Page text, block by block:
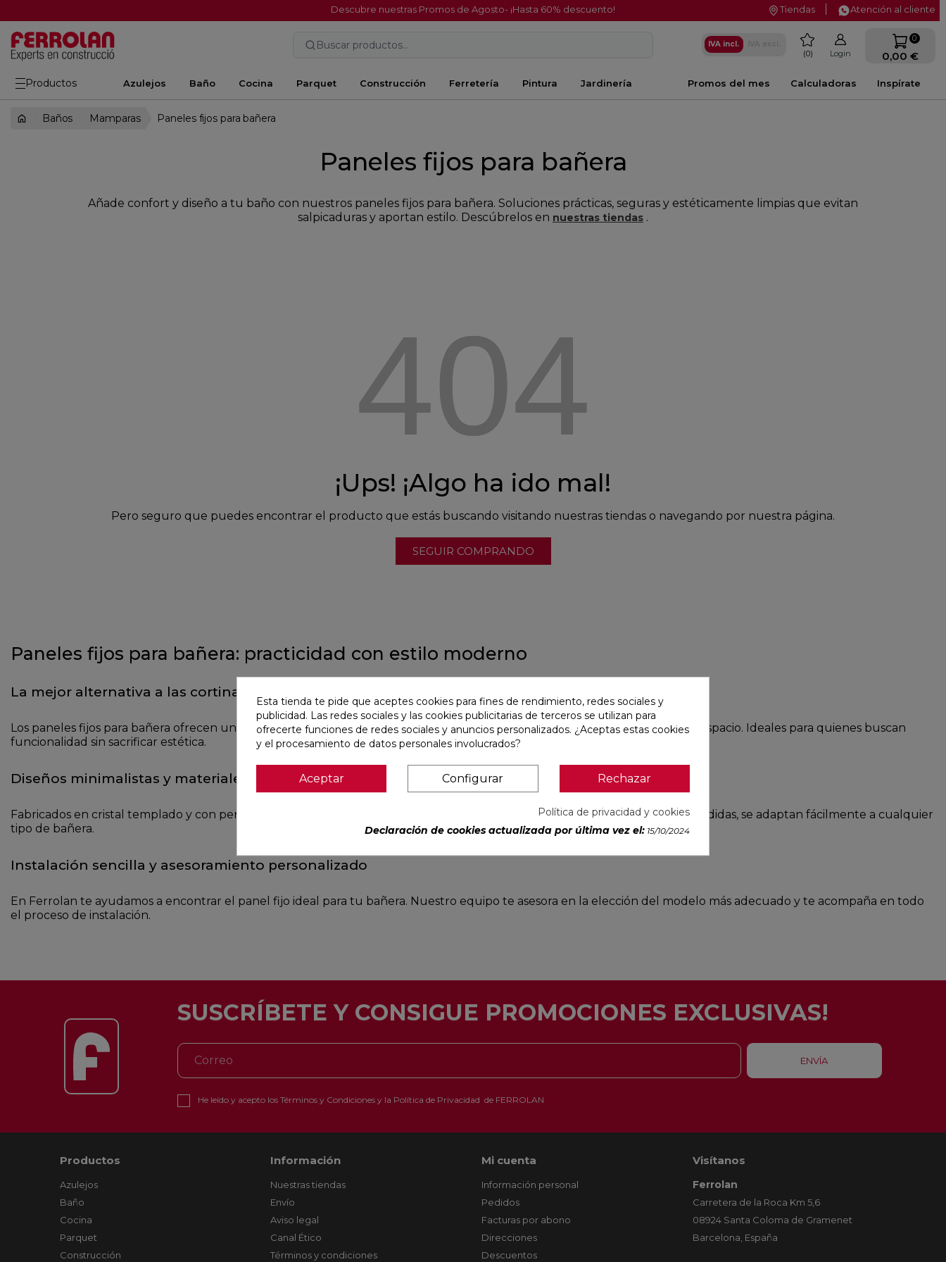
Descubre nuestras Promos de Agosto- ¡Hasta 60% descuento! Tiendas Atención al cliente
Buscar productos... IVA incl. favorite
0 Login
0
0,00 €
Productos Azulejos Baño Cocina Parquet Construcción Ferretería Pintura Jardinería Inspírate
Calculadoras
Promos del mes
Baños Mamparas Paneles fijos para bañera
Paneles fijos para bañera
Añade confort y diseño a tu baño con nuestros paneles fijos para bañera. Soluciones prácticas, seguras y estéticamente limpias que evitan
salpicaduras y aportan estilo. Descúbrelos en nuestras tiendas .
404
¡Ups! ¡Algo ha ido mal!
Pero seguro que puedes encontrar el producto que estás buscando visitando nuestras tiendas o navegando por nuestra página.
SEGUIR COMPRANDO
Paneles fijos para bañera: practicidad con estilo moderno
La mejor alternativa a las cortinas tradicionales
Los paneles fijos para bañera ofrecen una solución sencilla y elegante para evitar salpicaduras sin cerrar completamente el espacio. Ideales para quienes buscan
funcionalidad sin sacrificar estética.
Diseños minimalistas y materiales de calidad
Fabricados en cristal templado y con perfilería sutil, estos paneles combinan seguridad y estilo. Disponibles en diferentes medidas, se adaptan fácilmente a cualquier
tipo de bañera.
Instalación sencilla y asesoramiento personalizado
En Ferrolan te ayudamos a encontrar el panel fijo ideal para tu bañera. Nuestro equipo te asesora en la elección del modelo más adecuado y te acompaña en todo
el proceso de instalación.
SUSCRÍBETE Y CONSIGUE PROMOCIONES EXCLUSIVAS!
He leído y acepto los Términos y Condicionesy la Política de Privacidad de FERROLAN
Productos
Azulejos
Baño
Cocina
Parquet
Construcción
Información
Nuestras tiendas
Envío
Aviso legal
Canal Ético
Términos y condiciones
Mi cuenta
Información personal
Pedidos
Facturas por abono
Direcciones
Descuentos
Visítanos
Ferrolan
Carretera de la Roca Km 5,6
08924 Santa Coloma de Gramenet
Barcelona, España
Esta tienda te pide que aceptes cookies para fines de rendimiento, redes sociales y
publicidad. Las redes sociales y las cookies publicitarias de terceros se utilizan para
ofrecerte funciones de redes sociales y anuncios personalizados. ¿Aceptas estas cookies
y el procesamiento de datos personales involucrados?
Aceptar Configurar Rechazar
Política de privacidad y cookies
Declaración de cookies actualizada por última vez el: 15/10/2024